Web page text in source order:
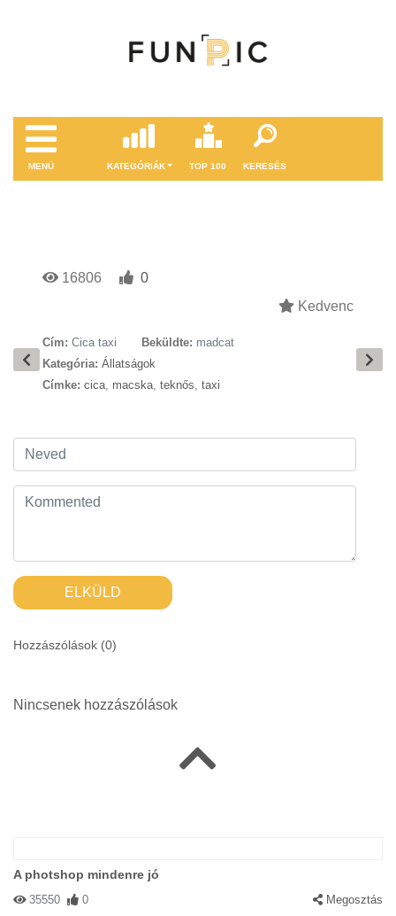
MENÜ KATEGÓRIÁK TOP 100 KERESÉS
16806
0
Kedvenc
Cím: Cica taxi Beküldte: madcat
Kategória: Állatságok
Címke: cica, macska, teknős, taxi
ELKÜLD
Hozzászólások (0)
Nincsenek hozzászólások
A photshop mindenre jó
35550 0 Megosztás